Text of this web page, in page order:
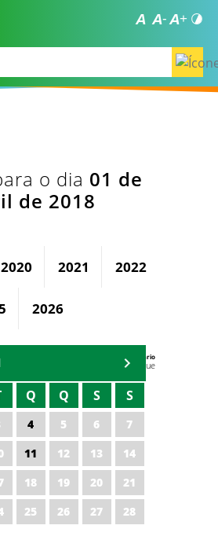
o dia 01 de
de 2018
2020 2021 2022
2026
Agenda do Secretário
Zezinho Albuquerque
Q Q S S
4 5 6
7
11 12 13
14
18 19 20
21
25 26 27
28